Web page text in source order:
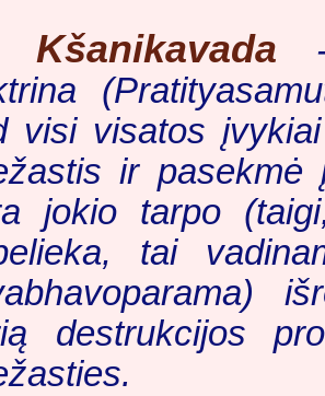
Kšanikavada
(
visi visatos
ir
jokio tarpo
tai
)
destrukcijos